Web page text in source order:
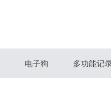
电子狗 多功能记